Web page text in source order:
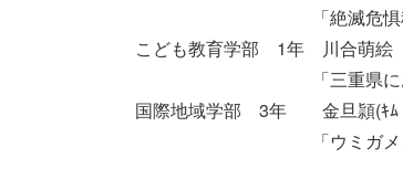
「絶滅危惧種のウミ
こども教育学部 1年 川合萌絵
「三重県におけるウ
国際地域学部 3年 金旦頴(ｷﾑ
「ウミガメを守るた